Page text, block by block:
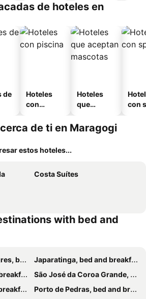
de hoteles en
de
Hoteles
con
Hoteles
que
mascotas
con
de ti en Maragogi
estos hoteles...
Costa Suítes
with bed and
Japaratinga, bed and breakfasts
São José da Coroa Grande, bed and breakfasts
Porto de Pedras, bed and breakfasts